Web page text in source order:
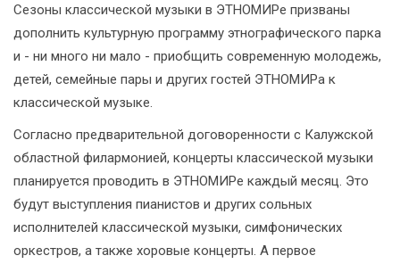
Сезоны классической музыки в ЭТНОМИРе призваны
дополнить культурную программу этнографического парка
и - ни много ни мало - приобщить современную молодежь,
детей, семейные пары и других гостей ЭТНОМИРа к
классической музыке.
Согласно предварительной договоренности с Калужской
областной филармонией, концерты классической музыки
планируется проводить в ЭТНОМИРе каждый месяц. Это
будут выступления пианистов и других сольных
исполнителей классической музыки, симфонических
оркестров, а также хоровые концерты. А первое